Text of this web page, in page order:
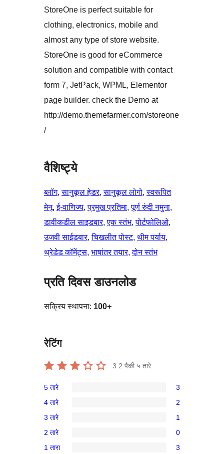
StoreOne is perfect suitable for
clothing, electronics, mobile and
almost any type of store website.
StoreOne is good for eCommerce
solution and compatible with contact
form 7, JetPack, WPML, Elementor
page builder. check the Demo at
http://demo.themefarmer.com/storeone
/
वैशिष्ट्ये
ब्लॉग, सानुकूल हेडर, सानुकूल लोगो, स्वरूपित
मेनू, ई-वाणिज्य, प्रमुख प्रतिमा, पूर्ण रुंदी नमुना
डावीकडील साइडबार, एक स्तंभ, पोर्टफोलिओ
उजवी साईडबार, चिखलीत पोस्ट, थीम पर्याय
थ्रेडेड कॉमेंट्स, भाषांतर तयार, दोन स्तंभ
प्रति दिवस डाउनलोड
सक्रिय स्थापना: 100+
रेटिंग
3.2 पैकी ५ तारे.
5-
तारांकित
परीक्षणे
5 तारे 3
4-
तारांकित
परीक्षणे
4 तारे 2
3-
तारांकित
3 तारे 1
2-
2 तारे 0
1 तारा 3